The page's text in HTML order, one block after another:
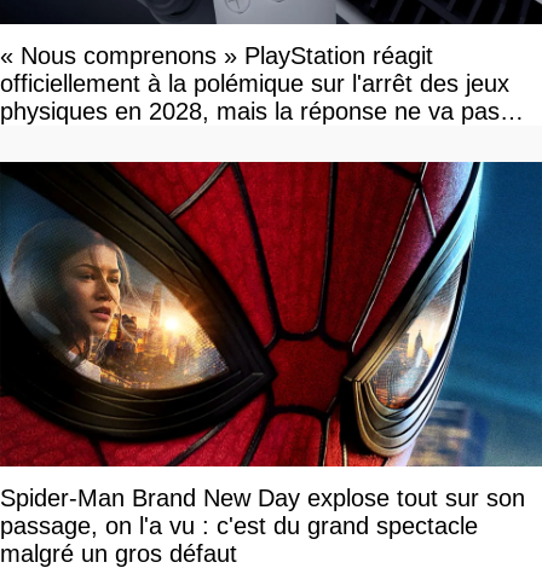
« Nous comprenons » PlayStation réagit
officiellement à la polémique sur l'arrêt des jeux
physiques en 2028, mais la réponse ne va pas
Spider-Man Brand New Day explose tout sur son
passage, on l'a vu : c'est du grand spectacle
malgré un gros défaut